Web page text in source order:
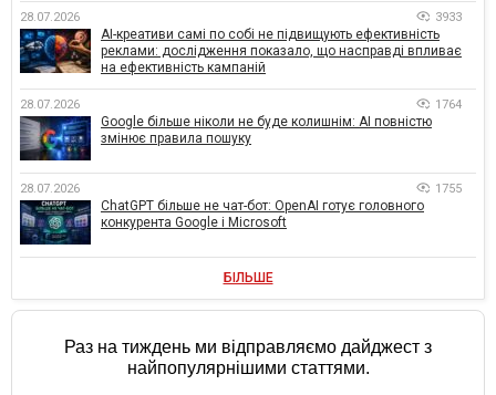
28.07.2026 3933
AI-креативи самі по собі не підвищують ефективність
реклами: дослідження показало, що насправді впливає
на ефективність кампаній
28.07.2026 1764
Google більше ніколи не буде колишнім: AI повністю
змінює правила пошуку
28.07.2026 1755
ChatGPT більше не чат-бот: OpenAI готує головного
конкурента Google і Microsoft
БІЛЬШЕ
Раз на тиждень ми відправляємо дайджест з
найпопулярнішими статтями.